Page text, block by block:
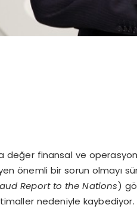
değer finansal ve
önemli bir sorun olmayı
Report to the Nations)
nedeniyle